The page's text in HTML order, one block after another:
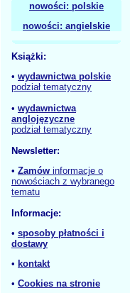
nowości: polskie
nowości: angielskie
Książki:
• wydawnictwa polskie
podział tematyczny
• wydawnictwa
anglojęzyczne
podział tematyczny
Newsletter:
• Zamów informacje o
nowościach z wybranego
tematu
Informacje:
• sposoby płatności i
dostawy
• kontakt
• Cookies na stronie